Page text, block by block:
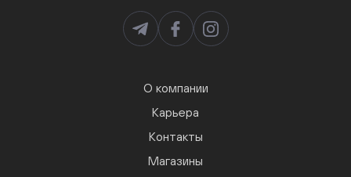
О компании
Карьера
Контакты
Магазины